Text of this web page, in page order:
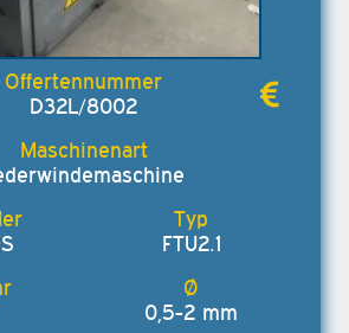
D32L/8002
FTU2.1
0,5-2 mm